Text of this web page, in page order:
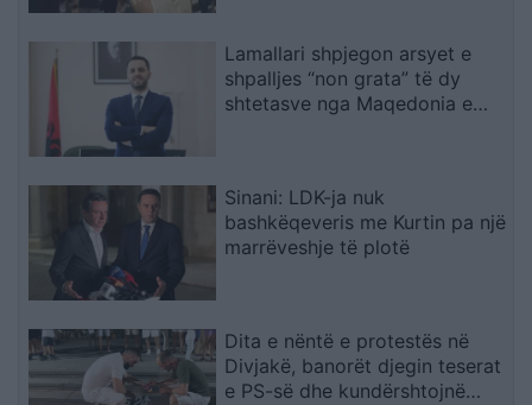
Lamallari shpjegon arsyet e
shpalljes “non grata” të dy
shtetasve nga Maqedonia e
Sinani: LDK-ja nuk
bashkëqeveris me Kurtin pa një
marrëveshje të plotë
Dita e nëntë e protestës në
Divjakë, banorët djegin teserat
e PS-së dhe kundërshtojnë